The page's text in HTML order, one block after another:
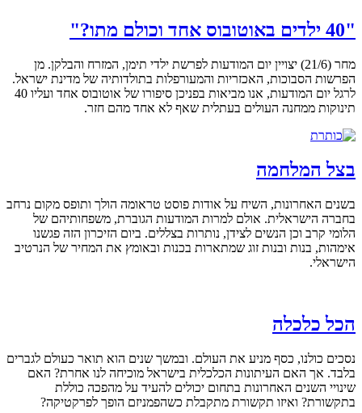
"40 ילדים באוטובוס אחד וכולם מתו?"
מחר (21/6) יצויין יום המודעות לפרשת ילדי תימן, המזרח והבלקן. מן
הפרשות הסבוכות, האכזריות והמעורפלות בתולדותיה של מדינת ישראל.
לרגל יום המודעות, אנו מביאות בפניכן סיפורו של אוטובוס אחד ועליו 40
תינוקות ממחנה העולים בעתלית שאף לא אחד מהם חזר.
בצל המלחמה
בשנים האחרונות, השיח על אודות פוסט טראומה הולך ותופס מקום נרחב
בחברה הישראלית. אולם למרות המודעות הגוברת, משפחותיהם של
הלומי קרב וכן הנשים לצידן, נותרות בצללים. ביום הזיכרון הזה פגשנו
אימהות, בנות ובנות זוג שמתארות בכנות ובאומץ את המחיר של הנרטיב
הישראלי.
הכל כלכלה
נסכים כולנו, כסף מניע את העולם. ובמשך שנים הוא תואר כעולם לגברים
בלבד. אך האם העיתונות הכלכלית בישראל מוכיחה לנו אחרת? האם
שינויי השנים האחרונות בתחום יכולים להעיד על מהפכה כוללת
בתקשורת? ואיזו תקשורת מתקבלת כשהפמניזם הופך לפרקטיקה?